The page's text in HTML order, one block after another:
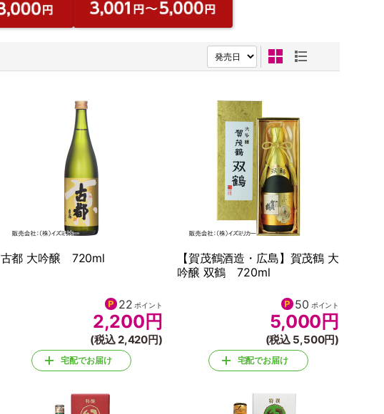
古都 大吟醸 720ml
22 ポイント
2,200 円
(税込 2,420円)
宅配でお届け
【賀茂鶴酒造・広島】賀茂鶴 大
吟醸 双鶴 720ml
50 ポイント
5,000 円
(税込 5,500円)
宅配でお届け